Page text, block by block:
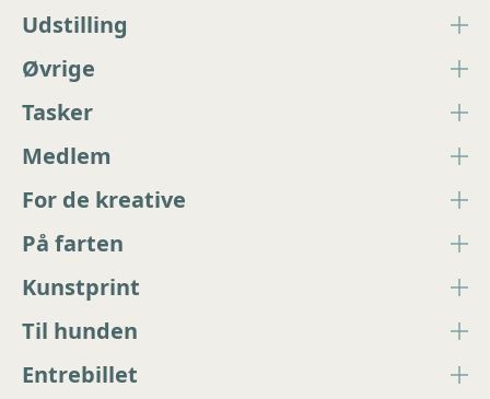
Udstilling
Øvrige
Tasker
Medlem
For de kreative
På farten
Kunstprint
Til hunden
Entrebillet